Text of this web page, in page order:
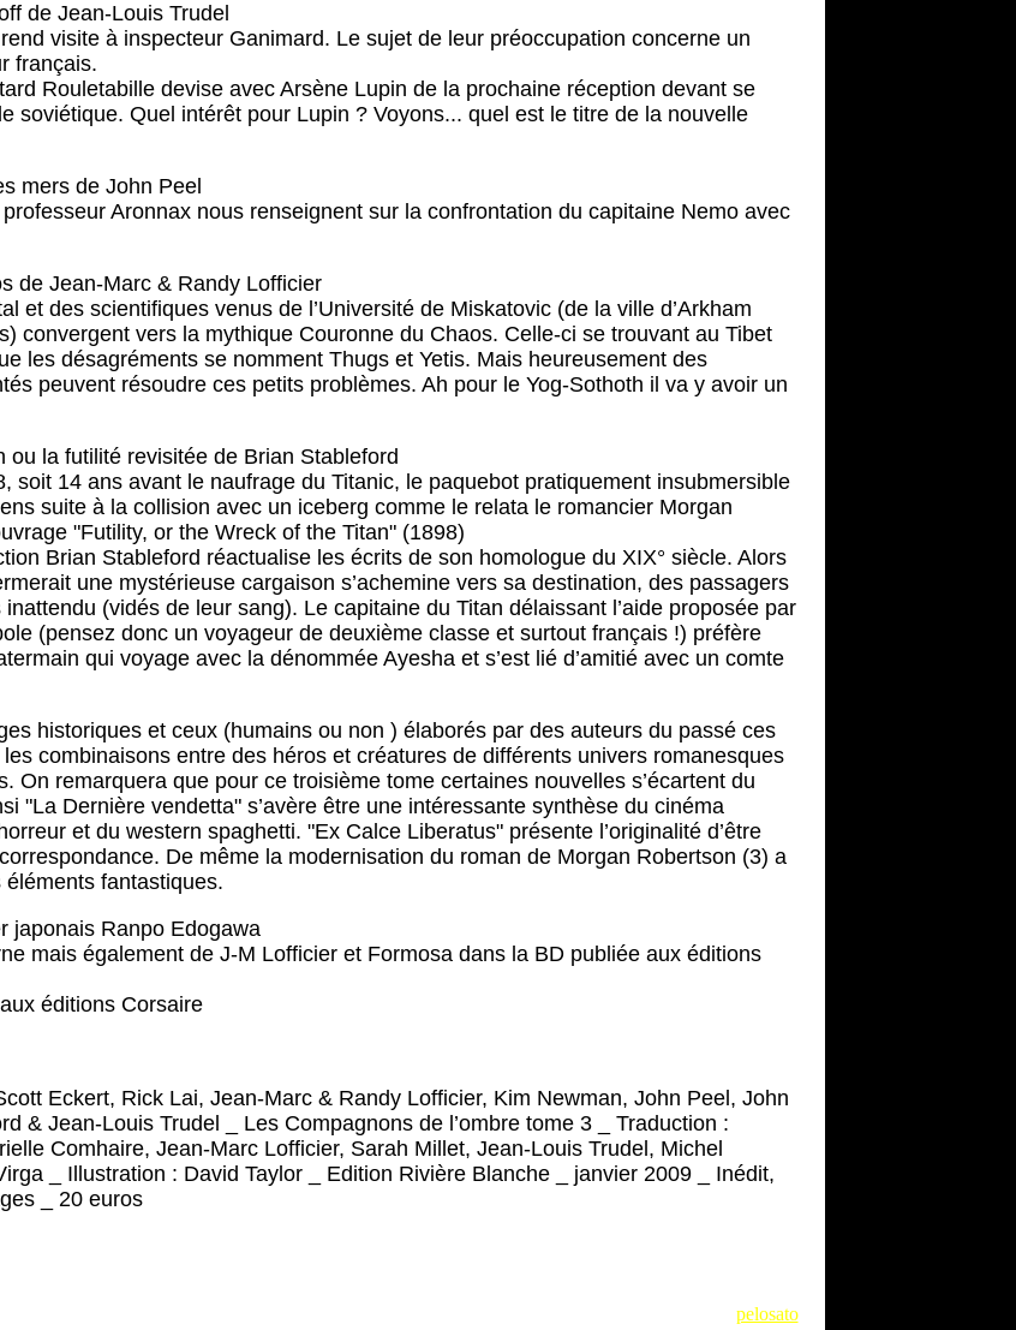
de Jean-Louis Trudel
visite à inspecteur Ganimard. Le sujet de leur préoccupation concerne un
français.
Rouletabille devise avec Arsène Lupin de la prochaine réception devant se
soviétique. Quel intérêt pour Lupin ? Voyons... quel est le titre de la nouvelle
mers de John Peel
Aronnax nous renseignent sur la confrontation du capitaine Nemo avec
de Jean-Marc & Randy Lofficier
et des scientifiques venus de l’Université de Miskatovic (de la ville d’Arkham
convergent vers la mythique Couronne du Chaos. Celle-ci se trouvant au Tibet
les désagréments se nomment Thugs et Yetis. Mais heureusement des
peuvent résoudre ces petits problèmes. Ah pour le Yog-Sothoth il va y avoir un
ou la futilité revisitée de Brian Stableford
soit 14 ans avant le naufrage du Titanic, le paquebot pratiquement insubmersible
suite à la collision avec un iceberg comme le relata le romancier Morgan
"Futility, or the Wreck of the Titan" (1898)
Brian Stableford réactualise les écrits de son homologue du XIX° siècle. Alors
une mystérieuse cargaison s’achemine vers sa destination, des passagers
(vidés de leur sang). Le capitaine du Titan délaissant l’aide proposée par
(pensez donc un voyageur de deuxième classe et surtout français !) préfère
qui voyage avec la dénommée Ayesha et s’est lié d’amitié avec un comte
historiques et ceux (humains ou non ) élaborés par des auteurs du passé ces
combinaisons entre des héros et créatures de différents univers romanesques
On remarquera que pour ce troisième tome certaines nouvelles s’écartent du
"La Dernière vendetta" s’avère être une intéressante synthèse du cinéma
et du western spaghetti. "Ex Calce Liberatus" présente l’originalité d’être
De même la modernisation du roman de Morgan Robertson (3) a
éléments fantastiques.
japonais Ranpo Edogawa
mais également de J-M Lofficier et Formosa dans la BD publiée aux éditions
éditions Corsaire
Eckert, Rick Lai, Jean-Marc & Randy Lofficier, Kim Newman, John Peel, John
& Jean-Louis Trudel _ Les Compagnons de l’ombre tome 3 _ Traduction :
Comhaire, Jean-Marc Lofficier, Sarah Millet, Jean-Louis Trudel, Michel
_ Illustration : David Taylor _ Edition Rivière Blanche _ janvier 2009 _ Inédit,
_ 20 euros
pelosato